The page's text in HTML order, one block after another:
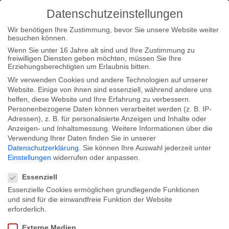
Home Typ|News
FC Barcelona Confidential erhält
Grimme-Preis
FC Barcelona Confidential erhält
Grimme-Preis
Unsere Dokumentation FC Barcelona Confidential wurde als
„herausragendes Beispiel für kritische
Datenschutzeinstellungen
Wir benötigen Ihre Zustimmung, bevor Sie unsere Website weiter
besuchen können.
Wenn Sie unter 16 Jahre alt sind und Ihre Zustimmung zu
freiwilligen Diensten geben möchten, müssen Sie Ihre
Erziehungsberechtigten um Erlaubnis bitten.
Wir verwenden Cookies und andere Technologien auf unserer
Website. Einige von ihnen sind essenziell, während andere uns
helfen, diese Website und Ihre Erfahrung zu verbessern.
Personenbezogene Daten können verarbeitet werden (z. B. IP-
Adressen), z. B. für personalisierte Anzeigen und Inhalte oder
Anzeigen- und Inhaltsmessung. Weitere Informationen über die
Verwendung Ihrer Daten finden Sie in unserer
Datenschutzerklärung
Sie können Ihre Auswahl jederzeit unter
Einstellungen widerrufen oder anpassen.
Essenziell
Essenzielle Cookies ermöglichen grundlegende Funktionen
und sind für die einwandfreie Funktion der Website
erforderlich.